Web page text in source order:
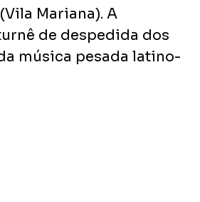
Mariana). A
de despedida dos
música pesada latino-